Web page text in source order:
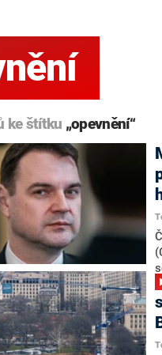
ke štítku „opevnění“